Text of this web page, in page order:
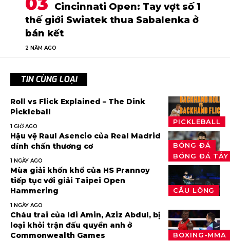
Cincinnati Open: Tay vợt số 1
thế giới Swiatek thua Sabalenka ở
bán kết
2 NĂM AGO
TIN CÙNG LOẠI
PICKLEBALL
Roll vs Flick Explained – The Dink
Pickleball
1 GIỜ AGO
BÓNG ĐÁ
BÓNG ĐÁ
Hậu vệ Raul Asencio của Real Madrid
dính chấn thương cơ
1 NGÀY AGO
CẦU LÔNG
Mùa giải khốn khổ của HS Prannoy
tiếp tục với giải Taipei Open
Hammering
1 NGÀY AGO
BOXING-MMA
Cháu trai của Idi Amin, Aziz Abdul, bị
loại khỏi trận đấu quyền anh ở
Commonwealth Games